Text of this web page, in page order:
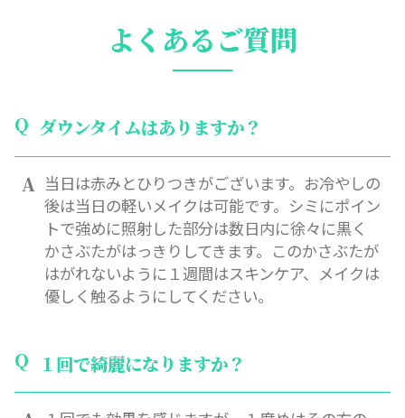
よくあるご質問
ダウンタイムはありますか？
当日は赤みとひりつきがございます。お冷やしの
後は当日の軽いメイクは可能です。シミにポイン
トで強めに照射した部分は数日内に徐々に黒く
かさぶたがはっきりしてきます。このかさぶたが
はがれないように１週間はスキンケア、メイクは
優しく触るようにしてください。
１回で綺麗になりますか？